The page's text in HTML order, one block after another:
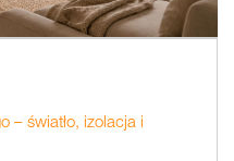
– światło, izolacja i